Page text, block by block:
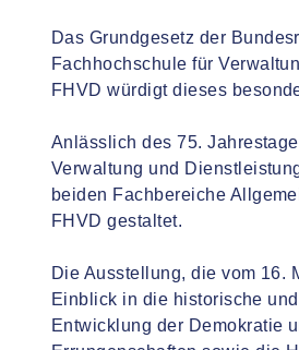
Das Grundgesetz der
Fachhochschule für
FHVD würdigt dieses
Anlässlich des 75.
Verwaltung und
beiden Fachbereiche
FHVD gestaltet.
Die Ausstellung, die vom 16.
Einblick in die historische
Entwicklung der Demokratie